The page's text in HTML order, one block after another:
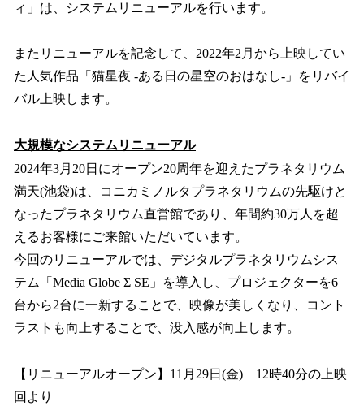
ィ」は、システムリニューアルを行います。
またリニューアルを記念して、2022年2月から上映してい
た人気作品「猫星夜 -ある日の星空のおはなし-」をリバイ
バル上映します。
大規模なシステムリニューアル
2024年3月20日にオープン20周年を迎えたプラネタリウム
満天(池袋)は、コニカミノルタプラネタリウムの先駆けと
なったプラネタリウム直営館であり、年間約30万人を超
えるお客様にご来館いただいています。
今回のリニューアルでは、デジタルプラネタリウムシス
テム「Media Globe Σ SE」を導入し、プロジェクターを6
台から2台に一新することで、映像が美しくなり、コント
ラストも向上することで、没入感が向上します。
【リニューアルオープン】11月29日(金) 12時40分の上映
回より